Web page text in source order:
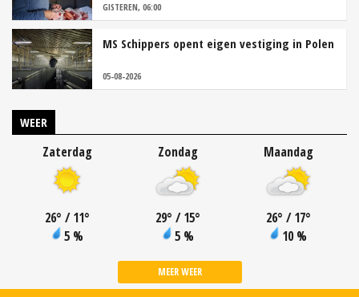
GISTEREN, 06:00
MS Schippers opent eigen vestiging in Polen
05-08-2026
WEER
Zaterdag
26° / 11°
5 %
Zondag
29° / 15°
5 %
Maandag
26° / 17°
10 %
MEER WEER